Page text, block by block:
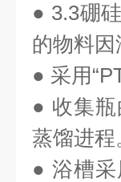
● 3.3硼
的物料
● 采用“
● 收集
蒸馏进程
● 浴槽